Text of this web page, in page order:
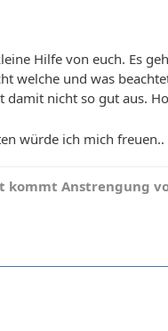
Hilfe von euch. Es
welche und was
damit nicht so gut aus.
würde ich mich freuen..
kommt Anstrengung